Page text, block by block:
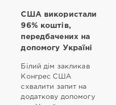
США використали
96% коштів,
передбачених на
допомогу Україні
Білий дім закликав
Конгрес США
схвалити запит на
додаткову допомогу